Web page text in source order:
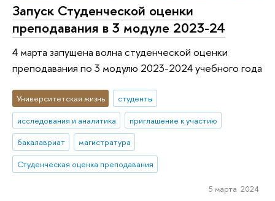
Запуск Студенческой оценки
преподавания в 3 модуле 2023-24
4 марта запущена волна студенческой оценки
преподавания по 3 модулю 2023-2024 учебного года
Университетская жизнь
студенты
исследования и аналитика
приглашение к участию
бакалавриат
магистратура
Студенческая оценка преподавания
5 марта 2024